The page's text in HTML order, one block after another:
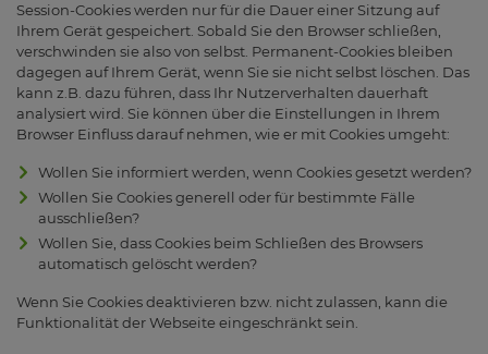
Session-Cookies werden nur für die Dauer einer Sitzung auf
Ihrem Gerät gespeichert. Sobald Sie den Browser schließen,
verschwinden sie also von selbst. Permanent-Cookies bleiben
dagegen auf Ihrem Gerät, wenn Sie sie nicht selbst löschen. Das
kann z.B. dazu führen, dass Ihr Nutzerverhalten dauerhaft
analysiert wird. Sie können über die Einstellungen in Ihrem
Browser Einfluss darauf nehmen, wie er mit Cookies umgeht:
Wollen Sie informiert werden, wenn Cookies gesetzt werden?
Wollen Sie Cookies generell oder für bestimmte Fälle
ausschließen?
Wollen Sie, dass Cookies beim Schließen des Browsers
automatisch gelöscht werden?
Wenn Sie Cookies deaktivieren bzw. nicht zulassen, kann die
Funktionalität der Webseite eingeschränkt sein.